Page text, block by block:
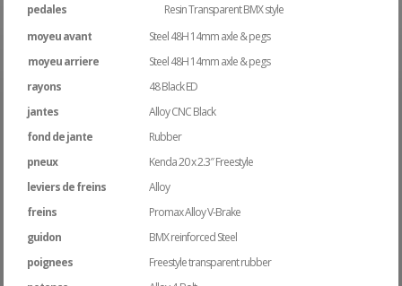
pedales
Resin Transparent BMX style
moyeu avant
Steel 48H 14mm axle & pegs
moyeu arriere
Steel 48H 14mm axle & pegs
rayons
48 Black ED
jantes
Alloy CNC Black
fond de jante
Rubber
pneux
Kenda 20 x 2.3″ Freestyle
leviers de freins
Alloy
freins
Promax Alloy V-Brake
guidon
BMX reinforced Steel
poignees
Freestyle transparent rubber